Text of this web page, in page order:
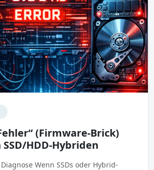
(Firmware-Brick)
HDD-Hybriden
Wenn SSDs oder Hybrid-